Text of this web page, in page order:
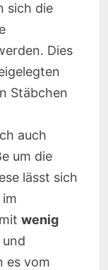
sich die
Dies
Stäbchen
auch
um die
lässt sich
wenig
es vom